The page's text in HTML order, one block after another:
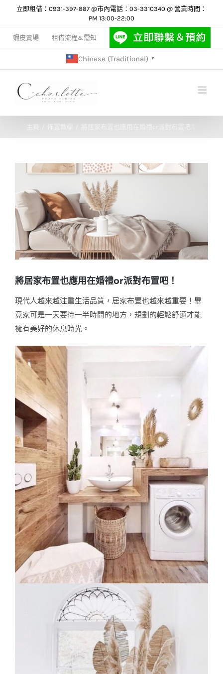
content
立即租借：0931-397-887 @市內電話：03-3310340 @ 營業時間：
PM 13:00-22:00
蝦皮賣場 租借流程&需知
Chinese (Traditional) ▼
佈置教學 將居家布置也應用在婚禮or派對布置吧！
將居家布置也應用在婚禮or派對布置吧！
現代人越來越注重生活品質，居家布置也越來越重要！畢
竟家可是一天要待一半時間的地方，規劃的輕鬆舒適才能
擁有美好的休息時光。